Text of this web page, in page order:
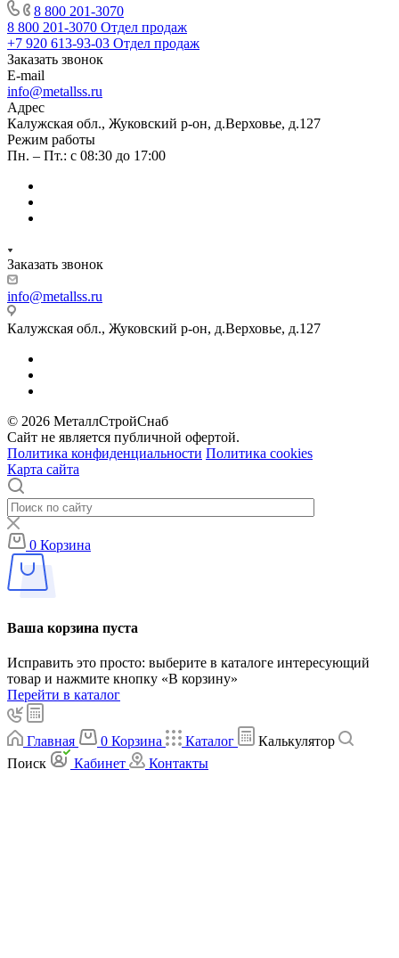
8 800 201-3070
8 800 201-3070 Отдел продаж
+7 920 613-93-03 Отдел продаж
Заказать звонок
E-mail
info@metallss.ru
Адрес
Калужская обл., Жуковский р-он, д.Верховье, д.127
Режим работы
Пн. – Пт.: с 08:30 до 17:00
Заказать звонок
info@metallss.ru
Калужская обл., Жуковский р-он, д.Верховье, д.127
© 2026 МеталлСтройСнаб
Сайт не является публичной офертой.
Политика конфиденциальности Политика cookies
Карта сайта
0 Корзина
Ваша корзина пуста
Исправить это просто: выберите в каталоге интересующий
товар и нажмите кнопку «В корзину»
Перейти в каталог
Главная 0 Корзина Каталог
Калькулятор
Поиск
Кабинет Контакты